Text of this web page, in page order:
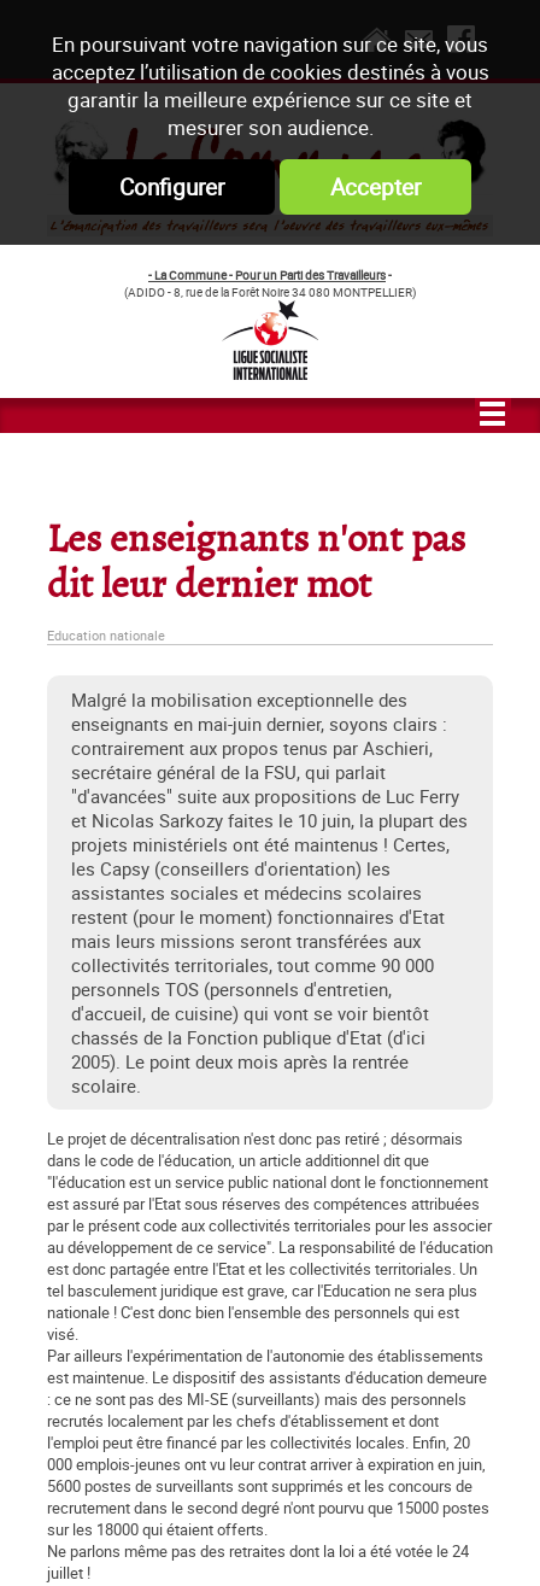
En poursuivant votre navigation sur ce site, vous
acceptez l’utilisation de cookies destinés à vous
garantir la meilleure expérience sur ce site et
mesurer son audience.
Configurer Accepter
- La Commune - Pour un Parti des Travailleurs-
(ADIDO - 8, rue de la Forêt Noire 34 080 MONTPELLIER)
Les enseignants n'ont pas
dit leur dernier mot
Education nationale
Malgré la mobilisation exceptionnelle des
enseignants en mai-juin dernier, soyons clairs :
contrairement aux propos tenus par Aschieri,
secrétaire général de la FSU, qui parlait
"d'avancées" suite aux propositions de Luc Ferry
et Nicolas Sarkozy faites le 10 juin, la plupart des
projets ministériels ont été maintenus ! Certes,
les Capsy (conseillers d'orientation) les
assistantes sociales et médecins scolaires
restent (pour le moment) fonctionnaires d'Etat
mais leurs missions seront transférées aux
collectivités territoriales, tout comme 90 000
personnels TOS (personnels d'entretien,
d'accueil, de cuisine) qui vont se voir bientôt
chassés de la Fonction publique d'Etat (d'ici
2005). Le point deux mois après la rentrée
scolaire.
Le projet de décentralisation n'est donc pas retiré ; désormais
dans le code de l'éducation, un article additionnel dit que
"l'éducation est un service public national dont le fonctionnement
est assuré par l'Etat sous réserves des compétences attribuées
par le présent code aux collectivités territoriales pour les associer
au développement de ce service". La responsabilité de l'éducation
est donc partagée entre l'Etat et les collectivités territoriales. Un
tel basculement juridique est grave, car l'Education ne sera plus
nationale ! C'est donc bien l'ensemble des personnels qui est
visé.
Par ailleurs l'expérimentation de l'autonomie des établissements
est maintenue. Le dispositif des assistants d'éducation demeure
: ce ne sont pas des MI-SE (surveillants) mais des personnels
recrutés localement par les chefs d'établissement et dont
l'emploi peut être financé par les collectivités locales. Enfin, 20
000 emplois-jeunes ont vu leur contrat arriver à expiration en juin,
5600 postes de surveillants sont supprimés et les concours de
recrutement dans le second degré n'ont pourvu que 15000 postes
sur les 18000 qui étaient offerts.
Ne parlons même pas des retraites dont la loi a été votée le 24
juillet !